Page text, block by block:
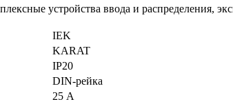
устройства ввода и
IEK
KARAT
IP20
DIN-рейка
25 А